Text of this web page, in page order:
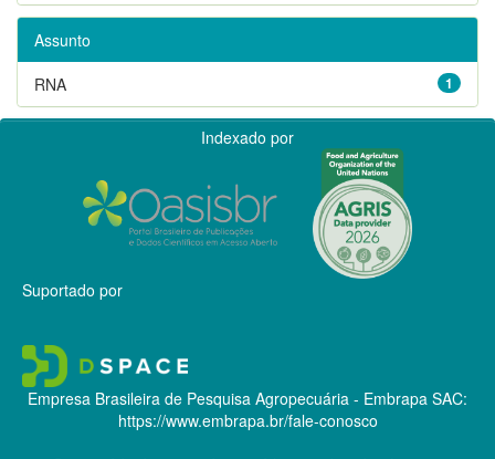
Assunto
1
RNA
Indexado por
Suportado por
Empresa Brasileira de Pesquisa Agropecuária - Embrapa SAC:
https://www.embrapa.br/fale-conosco